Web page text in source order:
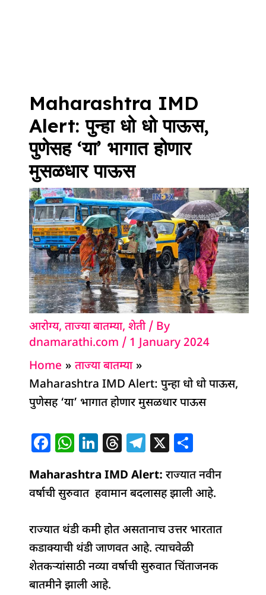
Maharashtra IMD
Alert: पुन्हा धो धो पाऊस,
पुणेसह ‘या’ भागात होणार
मुसळधार पाऊस
आरोग्य,ताज्या बातम्या,शेती/ By
dnamarathi.com / 1 January 2024
Home
ताज्या बातम्या
Maharashtra IMD Alert: पुन्हा धो धो पाऊस,
पुणेसह ‘या’ भागात होणार मुसळधार पाऊस
F
c
e
o
o
k
W
at
s
A
p
p
Li
k
e
dI
n
T
re
a
s
T
e
g
m
X
ar
e
Maharashtra IMD Alert:राज्यात नवीन
वर्षाची सुरुवात हवामान बदलासह झाली आहे.
राज्यात थंडी कमी होत असतानाच उत्तर भारतात
कडाक्याची थंडी जाणवत आहे. त्याचवेळी
शेतकऱ्यांसाठी नव्या वर्षाची सुरुवात चिंताजनक
बातमीने झाली आहे.